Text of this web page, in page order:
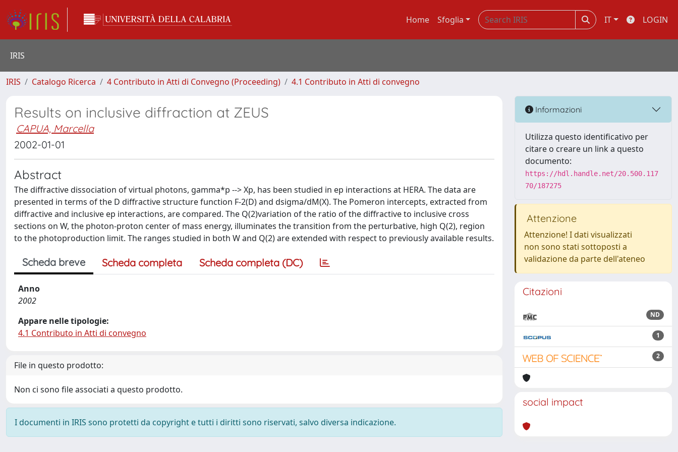
Home Sfoglia IT LOGIN
IRIS
IRIS Catalogo Ricerca 4 Contributo in Atti di Convegno (Proceeding) 4.1 Contributo in Atti di convegno
Results on inclusive diffraction at ZEUS
CAPUA, Marcella
2002-01-01
Abstract
The diffractive dissociation of virtual photons, gamma*p --> Xp, has been studied in ep interactions at HERA. The data are
presented in terms of the D diffractive structure function F-2(D) and dsigma/dM(X). The Pomeron intercepts, extracted from
diffractive and inclusive ep interactions, are compared. The Q(2)variation of the ratio of the diffractive to inclusive cross
sections on W, the photon-proton center of mass energy, illuminates the transition from the perturbative, high Q(2), region
to the photoproduction limit. The ranges studied in both W and Q(2) are extended with respect to previously available results.
Scheda breve Scheda completa Scheda completa (DC)
Anno
2002
Appare nelle tipologie:
4.1 Contributo in Atti di convegno
File in questo prodotto:
Non ci sono file associati a questo prodotto.
I documenti in IRIS sono protetti da copyright e tutti i diritti sono riservati, salvo diversa indicazione.
Informazioni
Utilizza questo identificativo per
citare o creare un link a questo
documento:
https://hdl.handle.net/20.500.117
70/187275
Attenzione
Attenzione! I dati visualizzati
non sono stati sottoposti a
validazione da parte dell'ateneo
Citazioni
ND
1
2
social impact